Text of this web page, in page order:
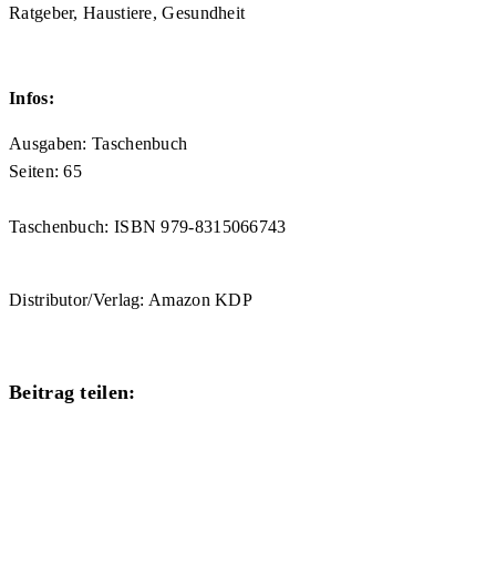
Ratgeber, Haustiere, Gesundheit
Infos:
Ausgaben: Taschenbuch
Seiten: 65
Taschenbuch: ISBN 979-8315066743
Distributor/Verlag: Amazon KDP
Beitrag teilen: